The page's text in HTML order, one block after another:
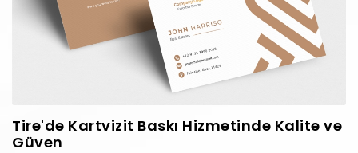
Tire'de Kartvizit Baskı Hizmetinde Kalite ve
Güven